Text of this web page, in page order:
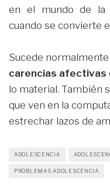
en el mundo de la
cuando se convierte
Sucede
carencias afectivas
lo material. También
que ven en la
estrechar lazos de
ADOLESCENCIA
PROBLEMAS ADOLESCENCIA